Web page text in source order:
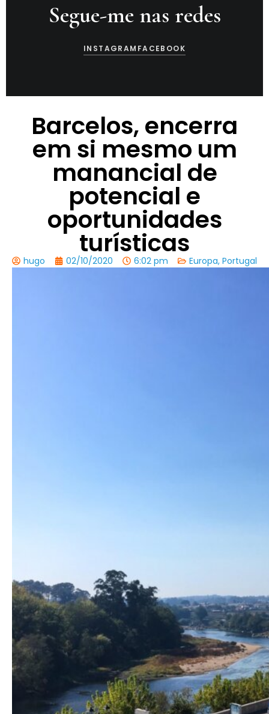
Segue-me nas redes
INSTAGRAM FACEBOOK
Barcelos, encerra
em si mesmo um
manancial de
potencial e
oportunidades
turísticas
hugo 02/10/2020 6:02 pm Europa, Portugal